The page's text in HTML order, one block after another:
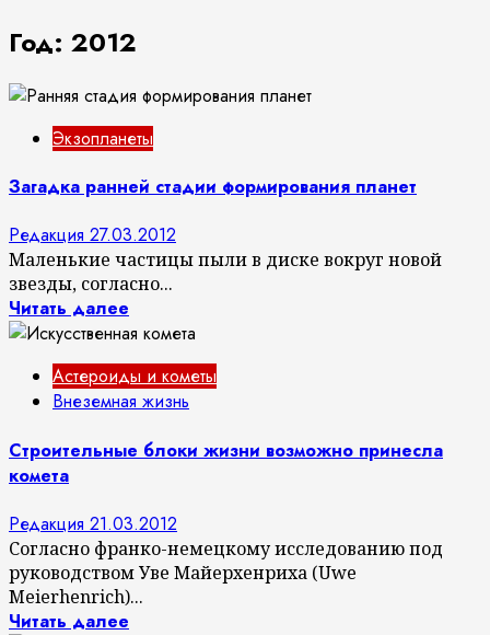
Год: 2012
Экзопланеты
Загадка ранней стадии формирования планет
Редакция 27.03.2012
Маленькие частицы пыли в диске вокруг новой
звезды, согласно...
Читать далее
Астероиды и кометы
Внеземная жизнь
Строительные блоки жизни возможно принесла
комета
Редакция 21.03.2012
Согласно франко-немецкому исследованию под
руководством Уве Майерхенриха (Uwe
Meierhenrich)...
Читать далее